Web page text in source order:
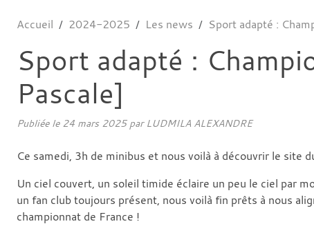
Accueil 2024-2025 Les news Sport adapté :
Sport adapté :
Pascale]
Publiée le 24 mars 2025par LUDMILA ALEXANDRE
Ce samedi, 3h de minibus et nous voilà à découvrir le site
Un ciel couvert, un soleil timide éclaire un peu le ciel par
un fan club toujours présent, nous voilà fin prêts à nous
championnat de France !